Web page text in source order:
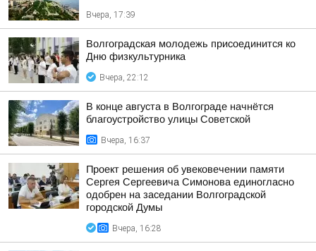
Вчера, 17:39
Волгоградская молодежь присоединится ко
Дню физкультурника
Вчера, 22:12
В конце августа в Волгограде начнётся
благоустройство улицы Советской
Вчера, 16:37
Проект решения об увековечении памяти
Сергея Сергеевича Симонова единогласно
одобрен на заседании Волгоградской
городской Думы
Вчера, 16:28